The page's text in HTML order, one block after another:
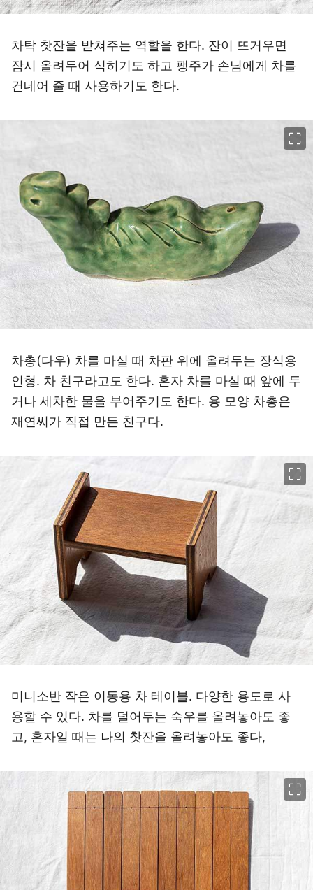
차탁 찻잔을 받쳐주는 역할을 한다. 잔이 뜨거우면
잠시 올려두어 식히기도 하고 팽주가 손님에게 차를
건네어 줄 때 사용하기도 한다.
차총(다우) 차를 마실 때 차판 위에 올려두는 장식용
인형. 차 친구라고도 한다. 혼자 차를 마실 때 앞에 두
거나 세차한 물을 부어주기도 한다. 용 모양 차총은
재연씨가 직접 만든 친구다.
미니소반 작은 이동용 차 테이블. 다양한 용도로 사
용할 수 있다. 차를 덜어두는 숙우를 올려놓아도 좋
고, 혼자일 때는 나의 찻잔을 올려놓아도 좋다,